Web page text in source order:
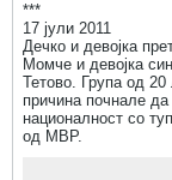
***
17 јули 2011
Дечко и девојка
Момче и девојка
Тетово. Група од
причина почнале
националност со
од МВР.